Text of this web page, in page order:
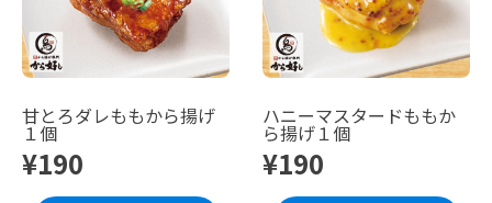
甘とろダレももから揚げ
１個
¥190
ハニーマスタードももか
ら揚げ１個
¥190